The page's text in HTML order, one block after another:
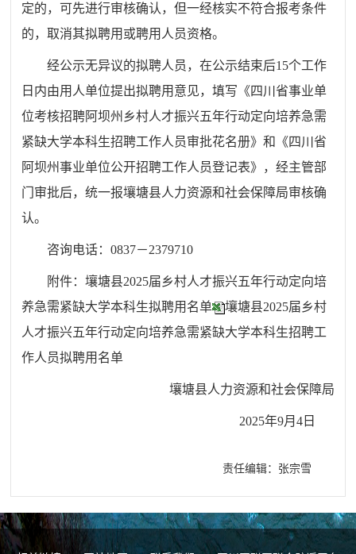
定的，可先进行审核确认，但一经核实不符合报考条件
的，取消其拟聘用或聘用人员资格。
经公示无异议的拟聘人员，在公示结束后15个工作
日内由用人单位提出拟聘用意见，填写《四川省事业单
位考核招聘阿坝州乡村人才振兴五年行动定向培养急需
紧缺大学本科生招聘工作人员审批花名册》和《四川省
阿坝州事业单位公开招聘工作人员登记表》，经主管部
门审批后，统一报壤塘县人力资源和社会保障局审核确
认。
咨询电话：0837－2379710
附件：壤塘县2025届乡村人才振兴五年行动定向培
养急需紧缺大学本科生拟聘用名单
壤塘县2025届乡村
人才振兴五年行动定向培养急需紧缺大学本科生招聘工
作人员拟聘用名单
壤塘县人力资源和社会保障局
2025年9月4日
责任编辑：张宗雪